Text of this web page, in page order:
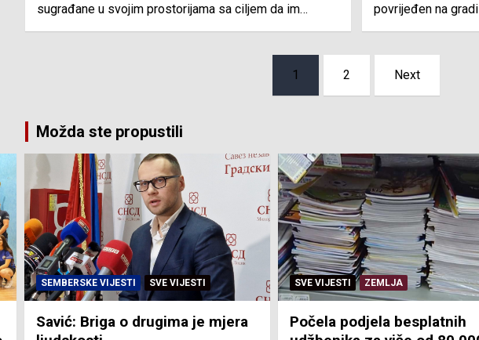
sugrađane u svojim prostorijama sa ciljem da im…
povrijeđen na
1 2 Next
Možda ste propustili
SVE VIJESTI ZEMLJA
Počela podjela besplatnih
SVE VIJESTI ZEMLJA
Ugovorene investicije za tri